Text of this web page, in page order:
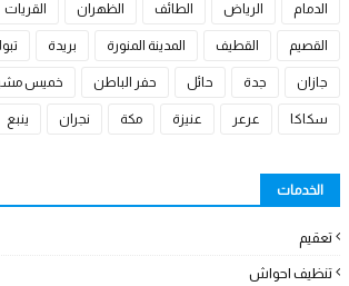
الدمام الرياض الطائف الظهران القريات
القصيم القطيف المدينة المنورة بريدة
جازان جدة حائل حفر الباطن خميس
سكاكا عرعر عنيزة مكة نجران ينبع
الخدمات
تعقيم
تنظيف احواش